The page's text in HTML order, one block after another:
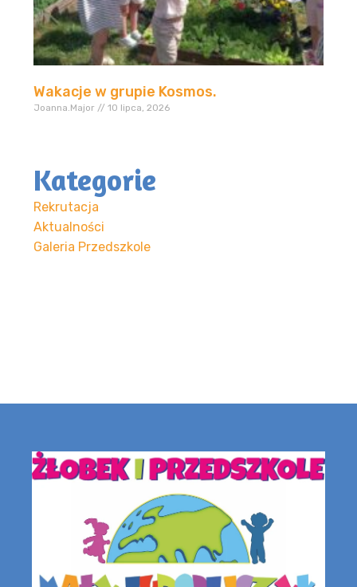
Wakacje w grupie Kosmos.
Joanna.Major 10 lipca, 2026
Kategorie
Rekrutacja
Aktualności
Galeria Przedszkole